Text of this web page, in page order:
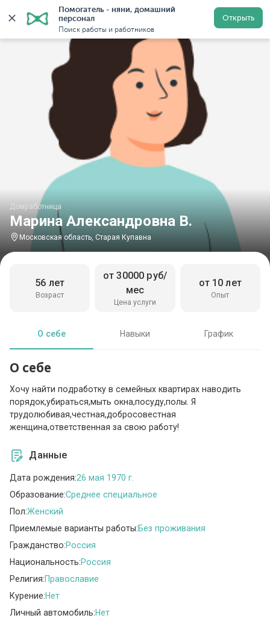
Помогатель - няни, домашний
персонал
Поиск работы и работников
Открыть
Главная Домработницы Домработницы в Московской
Марина Александровна В.
Домработница
Московская область, Старая Купавна
Возраст
56 лет
Цена услуги
от 30000 руб/
мес
Опыт
от 10 лет
О себе Навыки График
О себе
Хочу найти подработку в семейных квартирах наводить
порядок,убираться,мыть окна,посуду,полы. Я
трудолюбивая,честная,добросовестная
женщина,ответственная за свою работу!
Данные
Дата рождения:26 мая 1970 г.
Образование:Среднее специальное
Пол:Женский
Приемлемые варианты работы:Без проживания
Гражданство:Россия
Национальность:Россия
Религия:Православие
Курение:Нет
Личный автомобиль:Нет